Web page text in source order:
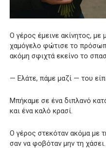
Ο γέρος έμεινε ακίνητος, με
χαμόγελο φώτισε το
ακόμη σφιχτά εκείνο το
— Ελάτε, πάμε μαζί — του
Μπήκαμε σε ένα διπλανό
και ένα καλό κρασί.
Ο γέρος στεκόταν ακόμα με
σαν να φοβόταν μην τη χάσει.